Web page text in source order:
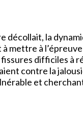
décollait, la
mettre à
difficiles à
contre la
et